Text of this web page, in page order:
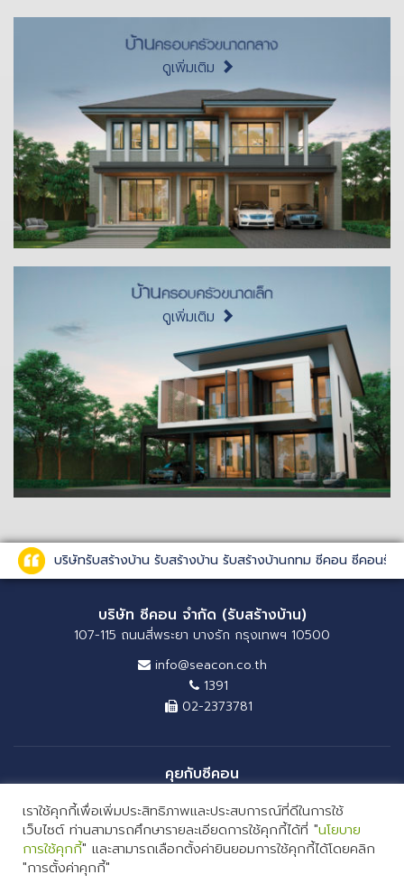
ดูเพิ่มเติม
ดูเพิ่มเติม
บริษัทรับสร้างบ้าน รับสร้างบ้าน รับสร้างบ้านกทม ซีคอน ซีคอนรั
บริษัท ซีคอน จำกัด (รับสร้างบ้าน)
107-115 ถนนสี่พระยา บางรัก กรุงเทพฯ 10500
info@seacon.co.th
1391
02-2373781
คุยกับซีคอน
COPYRIGHT 2026 SEACON COMPANY LIMITED. ALL RIGHTS RESERVED
เราใช้คุกกี้เพื่อเพิ่มประสิทธิภาพและประสบการณ์ที่ดีในการใช้
เว็บไซต์ ท่านสามารถศึกษารายละเอียดการใช้คุกกี้ได้ที่ "นโยบาย
การใช้คุกกี้" และสามารถเลือกตั้งค่ายินยอมการใช้คุกกี้ได้โดยคลิก
"การตั้งค่าคุกกี้"